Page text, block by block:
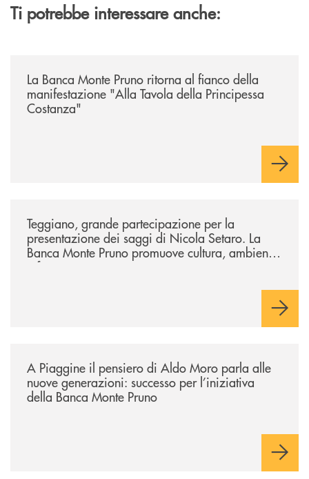
Ti potrebbe interessare anche:
La Banca Monte Pruno ritorna al fianco della
manifestazione "Alla Tavola della Principessa
Costanza"
Teggiano, grande partecipazione per la
presentazione dei saggi di Nicola Setaro. La
Banca Monte Pruno promuove cultura, ambiente
e futuro
A Piaggine il pensiero di Aldo Moro parla alle
nuove generazioni: successo per l’iniziativa
della Banca Monte Pruno